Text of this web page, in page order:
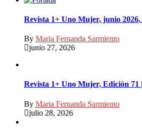
Revista 1+ Uno Mujer, junio 2026,
By Maria Fernanda Sarmiento
junio 27, 2026
Revista 1+ Uno Mujer, Edición 71
By Maria Fernanda Sarmiento
julio 28, 2026